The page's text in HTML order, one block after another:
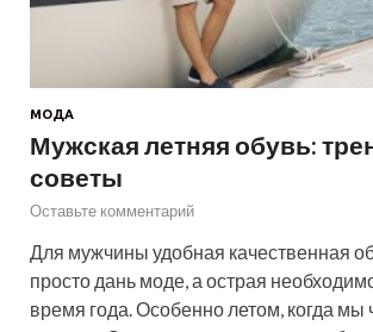
МОДА
Мужская летняя обувь:
советы
Оставьте комментарий
Для мужчины удобная качественная
просто дань моде, а острая
время года. Особенно летом, когда